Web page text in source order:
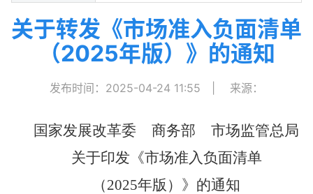
关于转发《市场准入负面清单
（2025年版）》的通知
发布时间：2025-04-24 11:55 来源：
国家发展改革委 商务部
市场监管总局
关于印发《市场准入负面清单
（2025年版）》 的通知